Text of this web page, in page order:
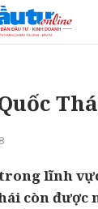
lĩnh
còn được